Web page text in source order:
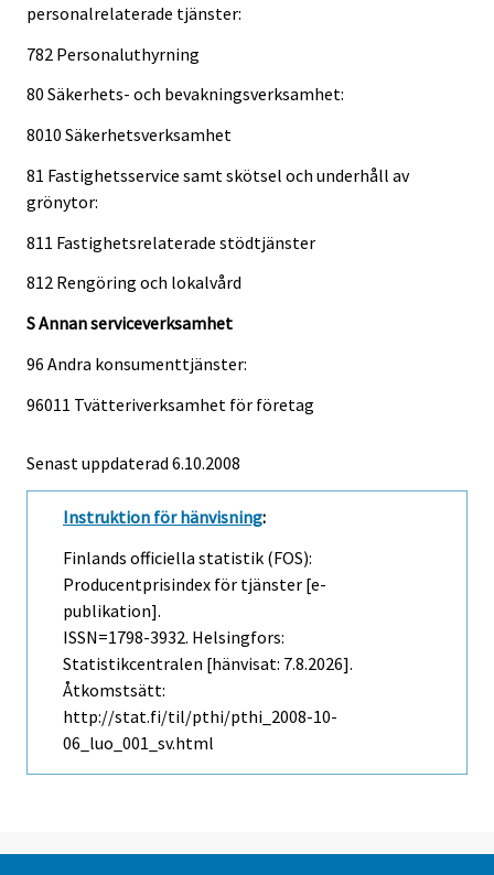
personalrelaterade tjänster:
782 Personaluthyrning
80 Säkerhets- och bevakningsverksamhet:
8010 Säkerhetsverksamhet
81 Fastighetsservice samt skötsel och underhåll av
grönytor:
811 Fastighetsrelaterade stödtjänster
812 Rengöring och lokalvård
S Annan serviceverksamhet
96 Andra konsumenttjänster:
96011 Tvätteriverksamhet för företag
Senast uppdaterad 6.10.2008
Instruktion för hänvisning:
Finlands officiella statistik (FOS):
Producentprisindex för tjänster [e-
publikation].
ISSN=1798-3932. Helsingfors:
Statistikcentralen [hänvisat: 7.8.2026].
Åtkomstsätt:
http://stat.fi/til/pthi/pthi_2008-10-
06_luo_001_sv.html